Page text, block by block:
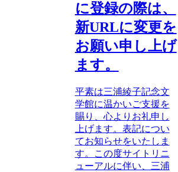
に登録の際は、
新URLに変更を
お願い申し上げ
ます。
平素は三浦綾子記念文
学館に温かいご支援を
賜り、心よりお礼申し
上げます。表記につい
てお知らせをいたしま
す。この度サイトリニ
ューアルに伴い、三浦